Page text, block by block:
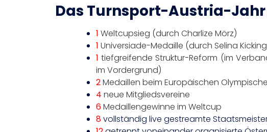
Das Turnsport-Austria-Jahr
1 Weltcupsieg (durch Charlize Mörz)
1 Universiade-Medaille (durch Selina
1 tiefgreifende Struktur-Reform (im
im Vordergrund)
2Medaillen beim Europäischen
4 neue Mitgliedsvereine
6Medaillengewinne im Weltcup
8vollständig live gestreamte